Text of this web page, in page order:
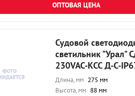
ОПТОВАЯ ЦЕНА
Судовой
светильник "Урал"
230VAC-КСС Д-С-
Длина, мм 275 мм
Высота, мм 88 мм